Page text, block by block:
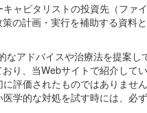
ャピタリストの投資先（ファイ
の計画・実行を補助する資料
アドバイスや治療法を提案し
り、当Webサイトで紹介して
評価されたものではありませ
学的な対処を試す時には、必